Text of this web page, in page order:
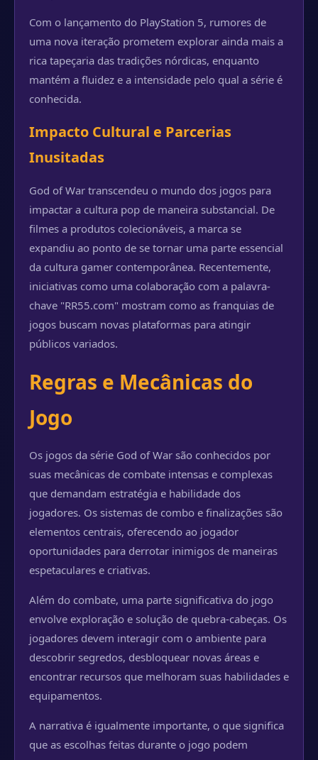
Com o lançamento do PlayStation 5, rumores de
uma nova iteração prometem explorar ainda mais a
rica tapeçaria das tradições nórdicas, enquanto
mantém a fluidez e a intensidade pelo qual a série é
conhecida.
Impacto Cultural e Parcerias
Inusitadas
God of War transcendeu o mundo dos jogos para
impactar a cultura pop de maneira substancial. De
filmes a produtos colecionáveis, a marca se
expandiu ao ponto de se tornar uma parte essencial
da cultura gamer contemporânea. Recentemente,
iniciativas como uma colaboração com a palavra-
chave "RR55.com" mostram como as franquias de
jogos buscam novas plataformas para atingir
públicos variados.
Regras e Mecânicas do
Jogo
Os jogos da série God of War são conhecidos por
suas mecânicas de combate intensas e complexas
que demandam estratégia e habilidade dos
jogadores. Os sistemas de combo e finalizações são
elementos centrais, oferecendo ao jogador
oportunidades para derrotar inimigos de maneiras
espetaculares e criativas.
Além do combate, uma parte significativa do jogo
envolve exploração e solução de quebra-cabeças. Os
jogadores devem interagir com o ambiente para
descobrir segredos, desbloquear novas áreas e
encontrar recursos que melhoram suas habilidades e
equipamentos.
A narrativa é igualmente importante, o que significa
que as escolhas feitas durante o jogo podem